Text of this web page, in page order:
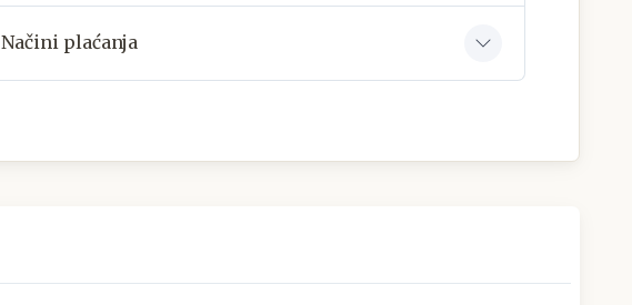
Načini plaćanja